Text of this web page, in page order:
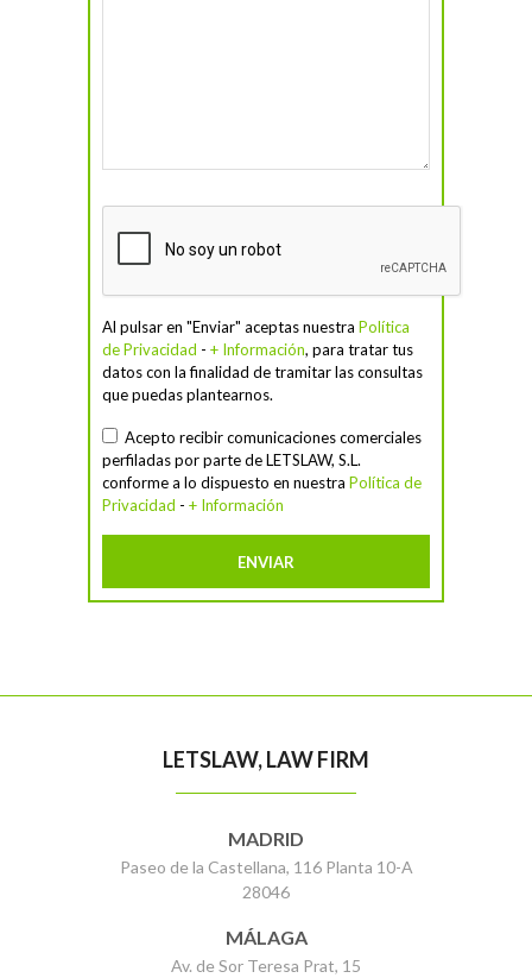
Al pulsar en "Enviar" aceptas nuestra Política
de Privacidad - + Información, para tratar tus
datos con la finalidad de tramitar las consultas
que puedas plantearnos.
Acepto recibir comunicaciones comerciales
perfiladas por parte de LETSLAW, S.L.
conforme a lo dispuesto en nuestra Política de
Privacidad - + Información
LETSLAW, LAW FIRM
MADRID
Paseo de la Castellana, 116 Planta 10-A
28046
MÁLAGA
Av. de Sor Teresa Prat, 15